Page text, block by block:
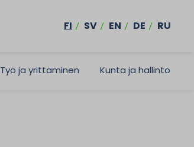
FI SV EN DE RU
Työ ja yrittäminen Kunta ja hallinto